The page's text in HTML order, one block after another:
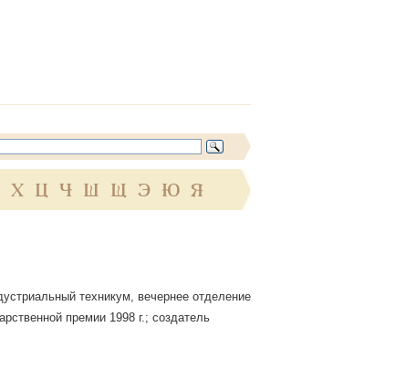
Х Ц Ч Ш Щ Э Ю Я
техникум, вечернее отделение
премии 1998 г.; создатель